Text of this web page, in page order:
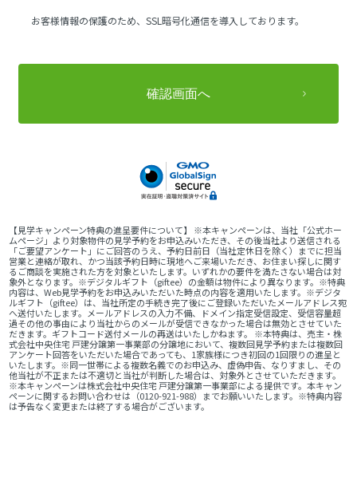
お客様情報の保護のため、SSL暗号化通信を導入しております。
【見学キャンペーン特典の進呈要件について】 ※本キャンペーンは、当社「公式ホー
ムページ」より対象物件の見学予約をお申込みいただき、その後当社より送信される
「ご要望アンケート」にご回答のうえ、予約日前日（当社定休日を除く）までに担当
営業と連絡が取れ、かつ当該予約日時に現地へご来場いただき、お住まい探しに関す
るご商談を実施された方を対象といたします。いずれかの要件を満たさない場合は対
象外となります。※デジタルギフト（giftee）の金額は物件により異なります。※特典
内容は、Web見学予約をお申込みいただいた時点の内容を適用いたします。※デジタ
ルギフト（giftee）は、当社所定の手続き完了後にご登録いただいたメールアドレス宛
へ送付いたします。メールアドレスの入力不備、ドメイン指定受信設定、受信容量超
過その他の事由により当社からのメールが受信できなかった場合は無効とさせていた
だきます。ギフトコード送付メールの再送はいたしかねます。 ※本特典は、売主・株
式会社中央住宅 戸建分譲第一事業部の分譲地において、複数回見学予約または複数回
アンケート回答をいただいた場合であっても、1家族様につき初回の1回限りの進呈と
いたします。※同一世帯による複数名義でのお申込み、虚偽申告、なりすまし、その
他当社が不正または不適切と当社が判断した場合は、対象外とさせていただきます。
※本キャンペーンは株式会社中央住宅 戸建分譲第一事業部による提供です。本キャン
ペーンに関するお問い合わせは（0120-921-988）までお願いいたします。※特典内容
は予告なく変更または終了する場合がございます。